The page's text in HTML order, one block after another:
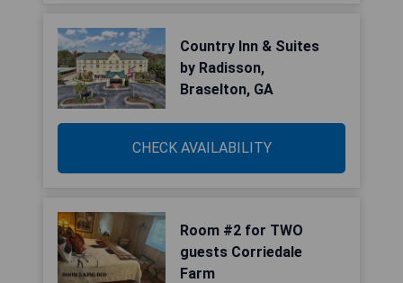
Country Inn & Suites
by Radisson,
Braselton, GA
CHECK AVAILABILITY
Room #2 for TWO
guests Corriedale
Farm